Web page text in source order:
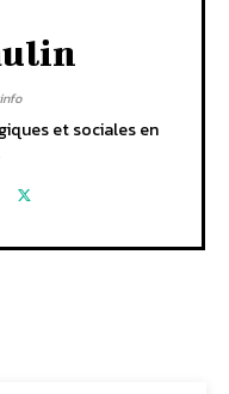
et sociales en